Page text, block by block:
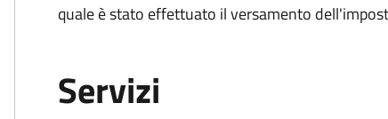
quale è stato effettuato il versamento
Servizi